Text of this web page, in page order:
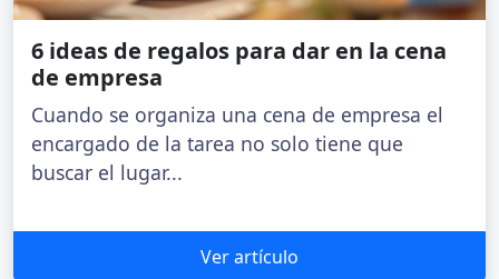
6 ideas de regalos para dar en la cena
de empresa
Cuando se organiza una cena de empresa el
encargado de la tarea no solo tiene que
buscar el lugar...
Ver artículo